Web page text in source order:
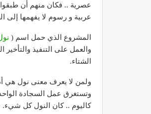
عصرية .. فكان منهم أن
عربية و رسوم لا يفهمها إلى
المشروع الذي حمل اسم (
والعمل على التنفيذ
الشتاء.
ولمن لا يعرف معنى نول هي
وتستغرق عمل السجادة
كاليوم .. كان النول كل شيء.